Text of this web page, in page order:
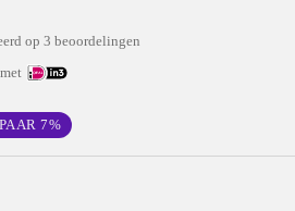
op 3 beoordelingen
met
7%